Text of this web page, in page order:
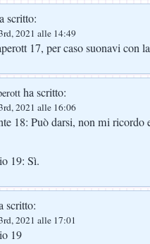
scritto:
2021 alle 14:49
17, per caso suonavi con
ha scritto:
2021 alle 16:06
18: Può darsi, non mi ricordo
19: Sì.
scritto:
2021 alle 17:01
19